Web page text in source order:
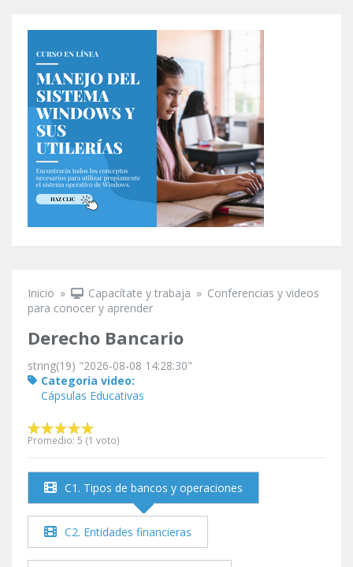
Se encuentra usted aquí
Inicio » Capacítate y trabaja » Conferencias y videos
para conocer y aprender
Derecho Bancario
string(19) "2026-08-08 14:28:30"
Categoria video:
Cápsulas Educativas
Promedio: 5 (1 voto)
C1. Tipos de bancos y operaciones
C2. Entidades financieras